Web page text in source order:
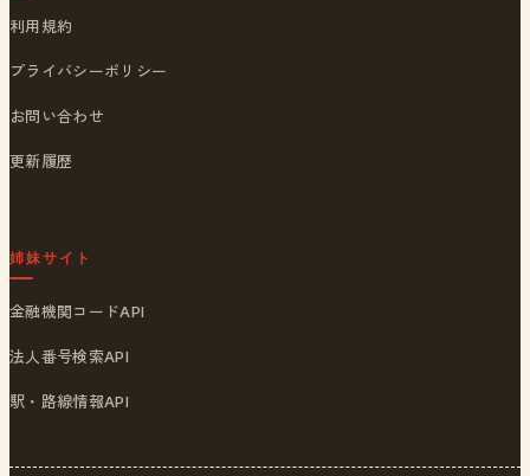
利用規約
プライバシーポリシー
お問い合わせ
更新履歴
姉妹サイト
金融機関コードAPI
法人番号検索API
駅・路線情報API